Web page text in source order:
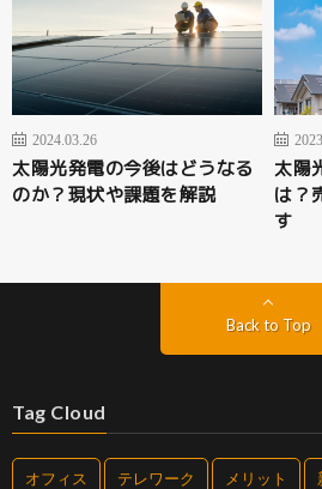
2024.03.26
太陽光発電の今後はどうなる
のか？現状や課題を解説
太陽
は？
す
Back to Top
Tag Cloud
オフィス テレワーク メリット